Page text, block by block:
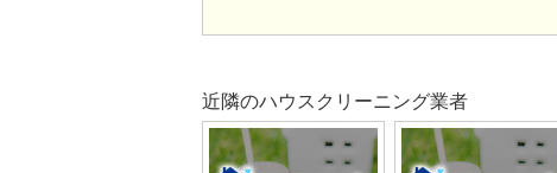
近隣のハウスクリーニング業者